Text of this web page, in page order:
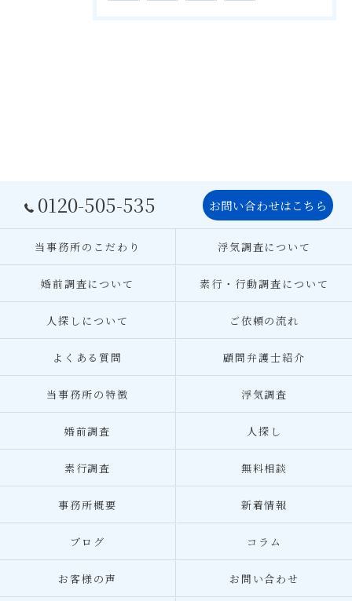
0120-505-535 お問い合わせはこちら
当事務所のこだわり 浮気調査について
婚前調査について 素行・行動調査について
人探しについて ご依頼の流れ
よくある質問 顧問弁護士紹介
当事務所の特徴 浮気調査
婚前調査 人探し
素行調査 無料相談
事務所概要 新着情報
ブログ コラム
お客様の声 お問い合わせ